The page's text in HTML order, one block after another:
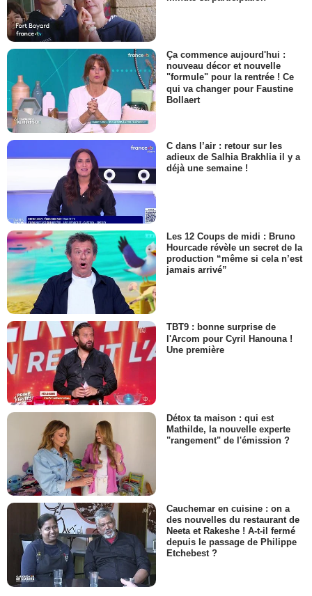
Ça commence aujourd'hui :
nouveau décor et nouvelle
"formule" pour la rentrée ! Ce
qui va changer pour Faustine
Bollaert
C dans l’air : retour sur les
adieux de Salhia Brakhlia il y a
déjà une semaine !
Les 12 Coups de midi : Bruno
Hourcade révèle un secret de la
production “même si cela n’est
jamais arrivé”
TBT9 : bonne surprise de
l'Arcom pour Cyril Hanouna !
Une première
Détox ta maison : qui est
Mathilde, la nouvelle experte
"rangement" de l'émission ?
Cauchemar en cuisine : on a
des nouvelles du restaurant de
Neeta et Rakeshe ! A-t-il fermé
depuis le passage de Philippe
Etchebest ?